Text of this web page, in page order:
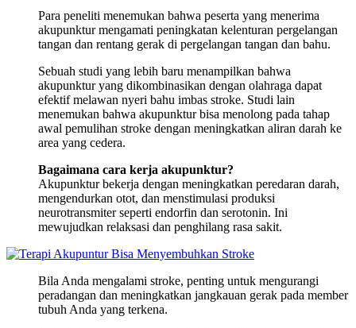
Para peneliti menemukan bahwa peserta yang menerima
akupunktur mengamati peningkatan kelenturan pergelangan
tangan dan rentang gerak di pergelangan tangan dan bahu.
Sebuah studi yang lebih baru menampilkan bahwa
akupunktur yang dikombinasikan dengan olahraga dapat
efektif melawan nyeri bahu imbas stroke. Studi lain
menemukan bahwa akupunktur bisa menolong pada tahap
awal pemulihan stroke dengan meningkatkan aliran darah ke
area yang cedera.
Bagaimana cara kerja akupunktur?
Akupunktur bekerja dengan meningkatkan peredaran darah,
mengendurkan otot, dan menstimulasi produksi
neurotransmiter seperti endorfin dan serotonin. Ini
mewujudkan relaksasi dan penghilang rasa sakit.
Bila Anda mengalami stroke, penting untuk mengurangi
peradangan dan meningkatkan jangkauan gerak pada member
tubuh Anda yang terkena.